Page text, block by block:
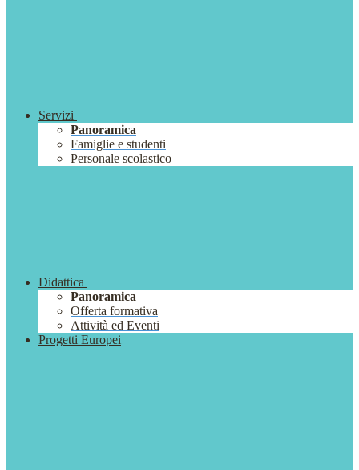
Servizi
Panoramica
Famiglie e studenti
Personale scolastico
Didattica
Panoramica
Offerta formativa
Attività ed Eventi
Progetti Europei